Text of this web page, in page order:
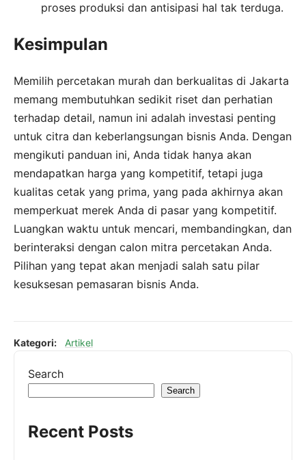
proses produksi dan antisipasi hal tak terduga.
Kesimpulan
Memilih percetakan murah dan berkualitas di Jakarta
memang membutuhkan sedikit riset dan perhatian
terhadap detail, namun ini adalah investasi penting
untuk citra dan keberlangsungan bisnis Anda. Dengan
mengikuti panduan ini, Anda tidak hanya akan
mendapatkan harga yang kompetitif, tetapi juga
kualitas cetak yang prima, yang pada akhirnya akan
memperkuat merek Anda di pasar yang kompetitif.
Luangkan waktu untuk mencari, membandingkan, dan
berinteraksi dengan calon mitra percetakan Anda.
Pilihan yang tepat akan menjadi salah satu pilar
kesuksesan pemasaran bisnis Anda.
Kategori: Artikel
Search
Search
Recent Posts